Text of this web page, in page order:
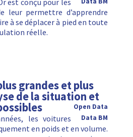
est conçu pour les
leur permettre d’apprendre
à se déplacer à pied en toute
réelle.
grandes et plus
de la situation et
Open Data
Data BM
les voitures
en poids et en volume.